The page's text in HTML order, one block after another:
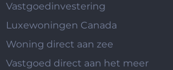
Vastgoedinvestering
Luxewoningen Canada
Woning direct aan zee
Vastgoed direct aan het meer